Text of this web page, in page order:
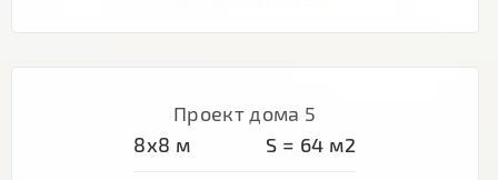
Проект дома 5
8х8 м S = 64 м2